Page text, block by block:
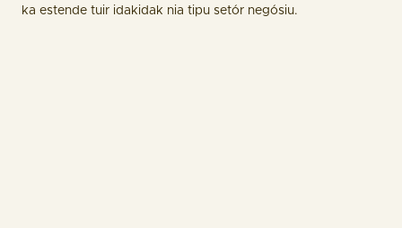
ka estende tuir idakidak nia tipu setór negósiu.